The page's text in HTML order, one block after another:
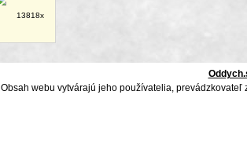
13818x
Obsah webu vytvárajú jeho používatelia,